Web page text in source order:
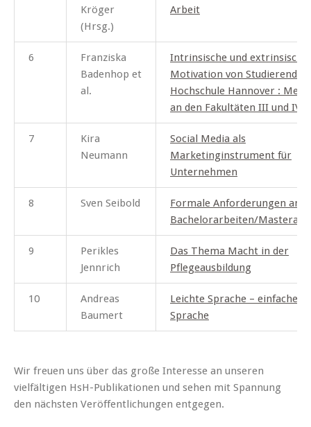
Kröger
(Hrsg.)
Arbeit
6
Franziska
Badenhop et
al.
Intrinsische und extrinsische
Motivation von
Hochschule Hannover :
an den Fakultäten III und IV
7
Kira
Neumann
Social Media als
Marketinginstrument für
Unternehmen
8 Sven Seibold
Formale Anforderungen an
Bachelorarbeiten/
9
Perikles
Jennrich
Das Thema Macht in der
Pflegeausbildung
10
Andreas
Baumert
Leichte Sprache – einfache
Sprache
Wir freuen uns über das große Interesse an unseren
vielfältigen HsH-Publikationen und sehen mit Spannung
den nächsten Veröffentlichungen entgegen.